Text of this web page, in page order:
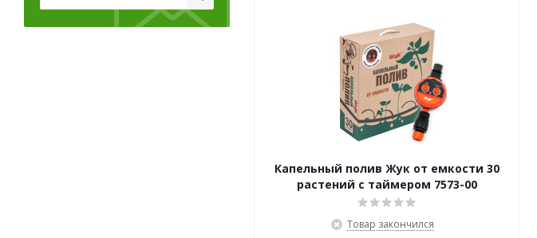
Капельный полив Жук от емкости 30
растений с таймером 7573-00
Товар закончился